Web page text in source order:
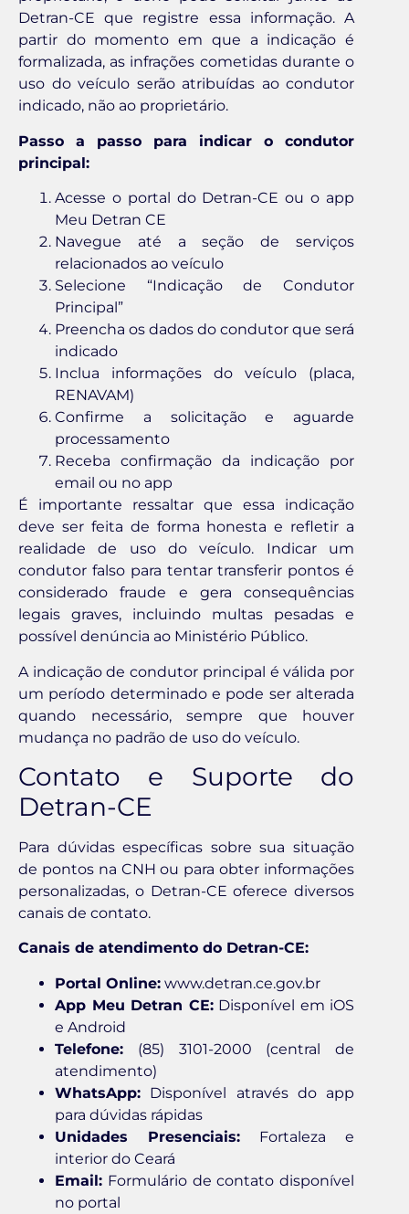
Detran-CE que registre essa informação. A
partir do momento em que a indicação é
formalizada, as infrações cometidas durante o
uso do veículo serão atribuídas ao condutor
indicado, não ao proprietário.
Passo a passo para indicar o condutor
principal:
Acesse o portal do Detran-CE ou o app
Meu Detran CE
Navegue até a seção de serviços
relacionados ao veículo
Selecione “Indicação de Condutor
Principal”
Preencha os dados do condutor que será
indicado
Inclua informações do veículo (placa,
RENAVAM)
Confirme a solicitação e aguarde
processamento
Receba confirmação da indicação por
email ou no app
É importante ressaltar que essa indicação
deve ser feita de forma honesta e refletir a
realidade de uso do veículo. Indicar um
condutor falso para tentar transferir pontos é
considerado fraude e gera consequências
legais graves, incluindo multas pesadas e
possível denúncia ao Ministério Público.
A indicação de condutor principal é válida por
um período determinado e pode ser alterada
quando necessário, sempre que houver
mudança no padrão de uso do veículo.
Contato e Suporte do
Detran-CE
Para dúvidas específicas sobre sua situação
de pontos na CNH ou para obter informações
personalizadas, o Detran-CE oferece diversos
canais de contato.
Canais de atendimento do Detran-CE:
Portal Online: www.detran.ce.gov.br
App Meu Detran CE:Disponível em iOS
e Android
Telefone: (85) 3101-2000 (central de
atendimento)
WhatsApp: Disponível através do app
para dúvidas rápidas
Unidades Presenciais: Fortaleza e
interior do Ceará
Email: Formulário de contato disponível
no portal